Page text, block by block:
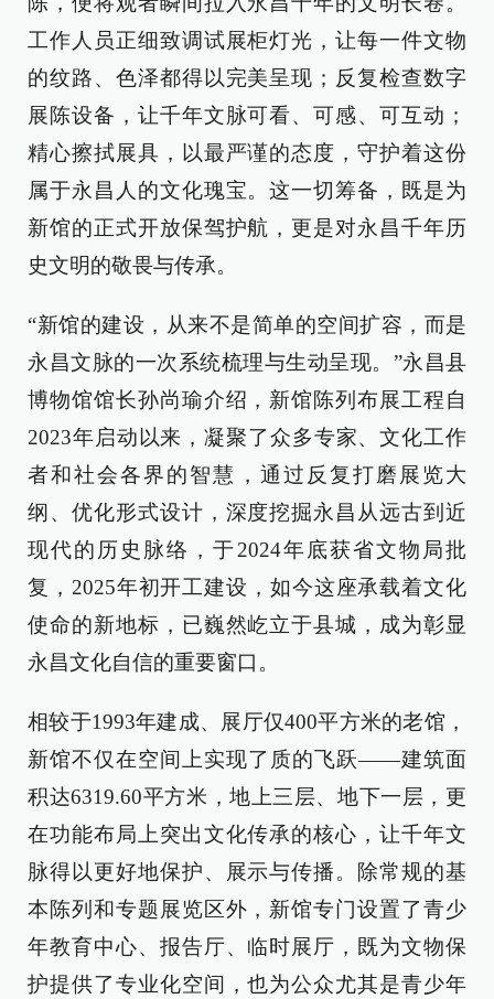
工作人员正细致调试展柜灯光，让每一件文物
的纹路、色泽都得以完美呈现；反复检查数字
展陈设备，让千年文脉可看、可感、可互动；
精心擦拭展具，以最严谨的态度，守护着这份
属于永昌人的文化瑰宝。这一切筹备，既是为
新馆的正式开放保驾护航，更是对永昌千年历
史文明的敬畏与传承。
“新馆的建设，从来不是简单的空间扩容，而是
永昌文脉的一次系统梳理与生动呈现。”永昌县
博物馆馆长孙尚瑜介绍，新馆陈列布展工程自
2023年启动以来，凝聚了众多专家、文化工作
者和社会各界的智慧，通过反复打磨展览大
纲、优化形式设计，深度挖掘永昌从远古到近
现代的历史脉络，于2024年底获省文物局批
复，2025年初开工建设，如今这座承载着文化
使命的新地标，已巍然屹立于县城，成为彰显
永昌文化自信的重要窗口。
相较于1993年建成、展厅仅400平方米的老馆，
新馆不仅在空间上实现了质的飞跃——建筑面
积达6319.60平方米，地上三层、地下一层，更
在功能布局上突出文化传承的核心，让千年文
脉得以更好地保护、展示与传播。除常规的基
本陈列和专题展览区外，新馆专门设置了青少
年教育中心、报告厅、临时展厅，既为文物保
护提供了专业化空间，也为公众尤其是青少年